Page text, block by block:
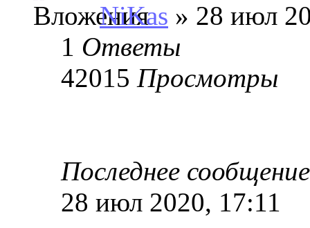
NiKas » 28 июл
1 Ответы
42015 Просмотры
Последнее
28 июл 2020, 17:11